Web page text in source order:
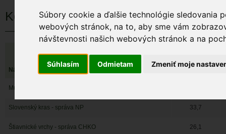
Súbory cookie a ďalšie technológie sledovania
webových stránok, na to, aby sme vám
návštevnosti našich webových stránok a na
Súhlasím Odmietam Zmeniť moje
Kompetenčné rozdelenie ŠOP SR
Názov Dobrý
Muránska planina - správa NP
Slovenský kras - správa NP 33,7
Štiavnické vrchy - správa CHKO 26,1